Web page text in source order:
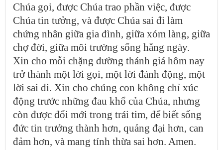
Chúa gọi, được Chúa trao phần việc, được
Chúa tin tưởng, và được Chúa sai đi làm
chứng nhân giữa gia đình, giữa xóm làng, giữa
chợ đời, giữa môi trường sống hằng ngày.
Xin cho mỗi chặng đường thánh giá hôm nay
trở thành một lời gọi, một lời đánh động, một
lời sai đi. Xin cho chúng con không chỉ xúc
động trước những đau khổ của Chúa, nhưng
còn được đổi mới trong trái tim, để biết sống
đức tin trưởng thành hơn, quảng đại hơn, can
đảm hơn, và mang tính thừa sai hơn. Amen.